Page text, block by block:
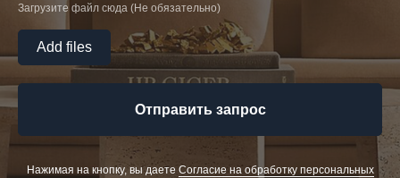
Загрузите файл сюда (Не обязательно)
Add files
Отправить запрос
Нажимая на кнопку, вы даете Cогласие на обработку персональных